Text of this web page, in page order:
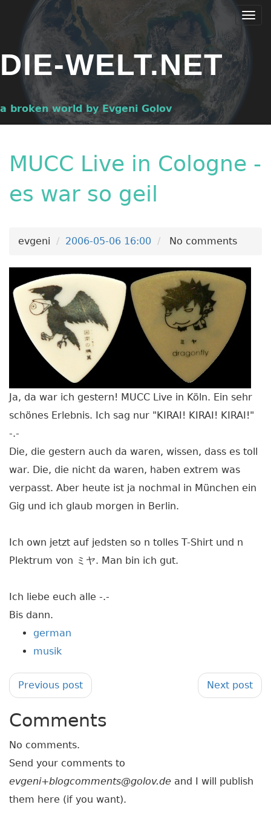
content
DIE-WELT.NET
a broken world by Evgeni Golov
MUCC Live in Cologne -
es war so geil
evgeni 2006-05-06 16:00 No comments
Ja, da war ich gestern! MUCC Live in Köln. Ein sehr
schönes Erlebnis. Ich sag nur "KIRAI! KIRAI! KIRAI!"
-.-
Die, die gestern auch da waren, wissen, dass es toll
war. Die, die nicht da waren, haben extrem was
verpasst. Aber heute ist ja nochmal in München ein
Gig und ich glaub morgen in Berlin.
Ich own jetzt auf jedsten so n tolles T-Shirt und n
Plektrum von ミヤ. Man bin ich gut.
Ich liebe euch alle -.-
Bis dann.
german
musik
Previous post Next post
Comments
No comments.
Send your comments to
evgeni+blogcomments@golov.de and I will publish
them here (if you want).